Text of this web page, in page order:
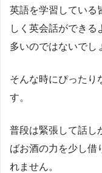
英語を学習している
しく英会話ができる
多いのではないでし
そんな時にぴったり
す。
普段は緊張して話し
ばお酒の力を少し借
れません。